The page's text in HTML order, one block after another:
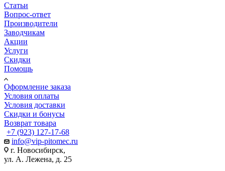
Статьи
Вопрос-ответ
Производители
Заводчикам
Акции
Услуги
Скидки
Помощь
Оформление заказа
Условия оплаты
Условия доставки
Скидки и бонусы
Возврат товара
+7 (923) 127-17-68
info@vip-pitomec.ru
г. Новосибирск,
ул. А. Лежена, д. 25